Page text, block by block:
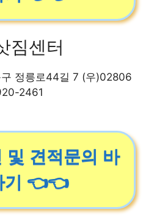
짐센터
정릉로44길 7 (우)02806
2461
및 견적문의 바
기 👈👈